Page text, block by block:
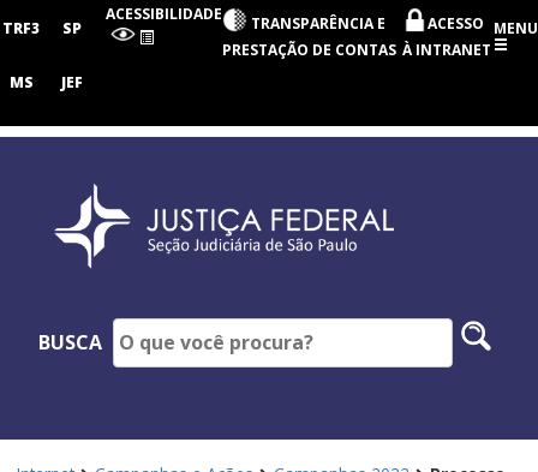
Judiciária
Paulo
TRF3 SP
MS JEF
ACESSIBILIDADE
TRANSPARÊNCIA E
PRESTAÇÃO DE CONTAS
ACESSO
À INTRANET
MENU
BUSCA